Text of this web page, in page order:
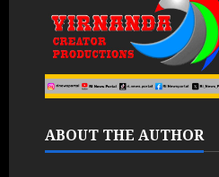
ABOUT THE AUTHOR